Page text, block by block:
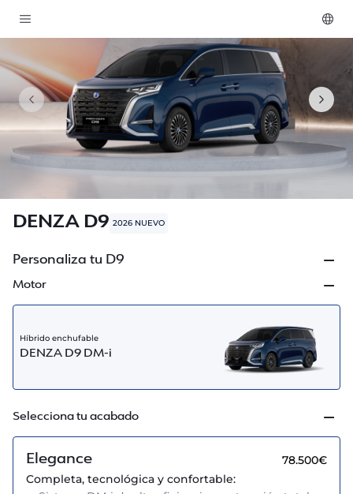
DENZA D9 2026 NUEVO
Personaliza tu D9
Motor
Híbrido enchufable
DENZA D9 DM-i
Selecciona tu acabado
Elegance
78.500€
Completa, tecnológica y confortable: